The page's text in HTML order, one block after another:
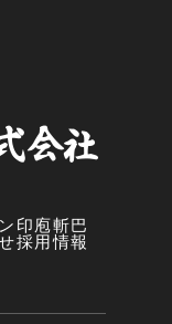
印 庖斬巴
採用情報